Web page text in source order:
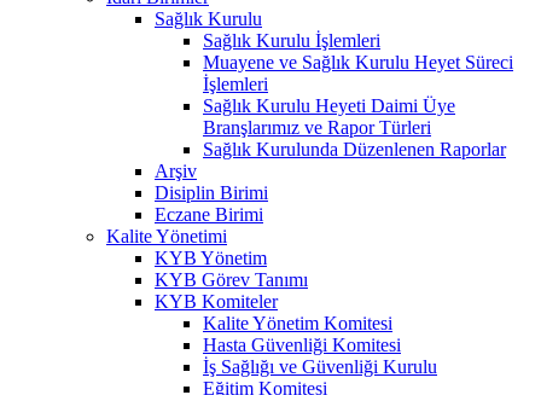
Sağlık Kurulu
Sağlık Kurulu İşlemleri
Muayene ve Sağlık Kurulu Heyet Süreci
İşlemleri
Sağlık Kurulu Heyeti Daimi Üye
Branşlarımız ve Rapor Türleri
Sağlık Kurulunda Düzenlenen Raporlar
Arşiv
Disiplin Birimi
Eczane Birimi
Kalite Yönetimi
KYB Yönetim
KYB Görev Tanımı
KYB Komiteler
Kalite Yönetim Komitesi
Hasta Güvenliği Komitesi
İş Sağlığı ve Güvenliği Kurulu
Eğitim Komitesi